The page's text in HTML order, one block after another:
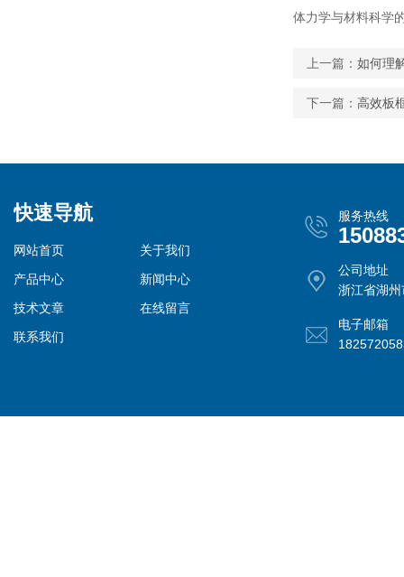
体力学与材料科学
上一篇： 如何理
下一篇： 高效板
快速导航
网站首页
关于我们
产品中心
新闻中心
技术文章
在线留言
联系我们
服务热线
公司地址
浙江省湖
电子邮箱